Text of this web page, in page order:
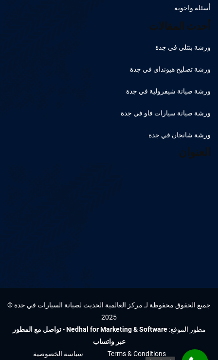
أسئلة واجوبة
أحدث المقالات
ورشة بنتلي في جدة
ورشة تصليح هيونداي في جدة
ورشة صيانة شيفرولية في جدة
ورشة صيانة سيارات فاو في جدة
ورشة شانجان في جدة
العنوان
جميع الحقوق محفوظة لـ مركز العالمية الحديث لصيانة السيارات في جدة ©
2025
مطور الموقع:Nedhal for Marketing & Software
-تواصل مع المطور
عبر واتساب
Terms & Conditions
سياسة الخصوصية